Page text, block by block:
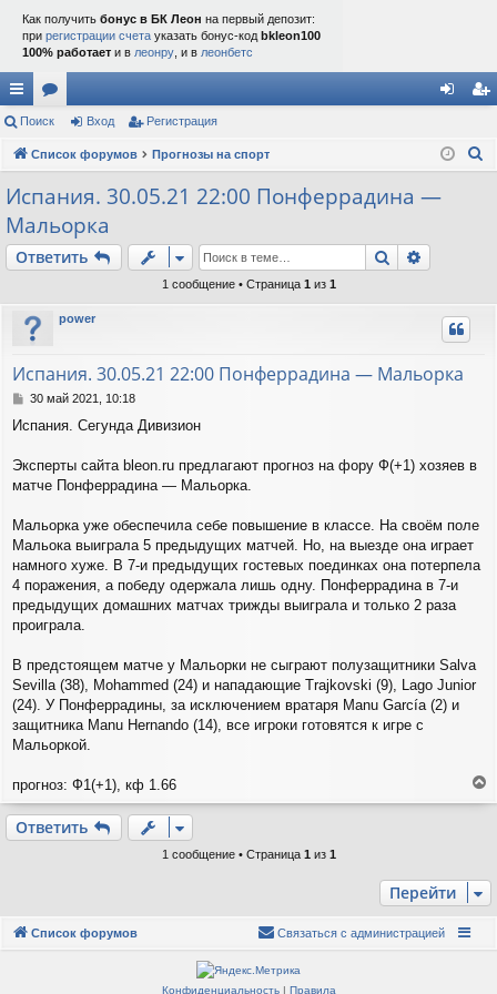
Как получить бонус в БК Леон на первый депозит:
при регистрации счета указать бонус-код bkleon100
100% работает и в леонру , и в леонбетс
с
ы
лк
и
ор
ум д ис
Поиск Вход Регистрация
Список форумов Прогнозы на спорт
Испания. 30.05.21 22:00 Понферрадина —
Мальорка
Ответить Поиск
1 сообщение • Страница 1 из 1
power
Испания. 30.05.21 22:00 Понферрадина — Мальорка
С
о
щ
е
е
30 май 2021, 10:18
Испания. Сегунда Дивизион
Эксперты сайта bleon.ru предлагают прогноз на фору Ф(+1) хозяев в
матче Понферрадина — Мальорка.
Мальорка уже обеспечила себе повышение в классе. На своём поле
Мальока выиграла 5 предыдущих матчей. Но, на выезде она играет
намного хуже. В 7-и предыдущих гостевых поединках она потерпела
4 поражения, а победу одержала лишь одну. Понферрадина в 7-и
предыдущих домашних матчах трижды выиграла и только 2 раза
проиграла.
В предстоящем матче у Мальорки не сыграют полузащитники Salva
Sevilla (38), Mohammed (24) и нападающие Trajkovski (9), Lago Junior
(24). У Понферрадины, за исключением вратаря Manu García (2) и
защитника Manu Hernando (14), все игроки готовятся к игре с
Мальоркой.
прогноз: Ф1(+1), кф 1.66
е
с
Ответить
1 сообщение • Страница 1 из 1
Перейти
Список форумов Связаться с администрацией
Конфиденциальность| Правила